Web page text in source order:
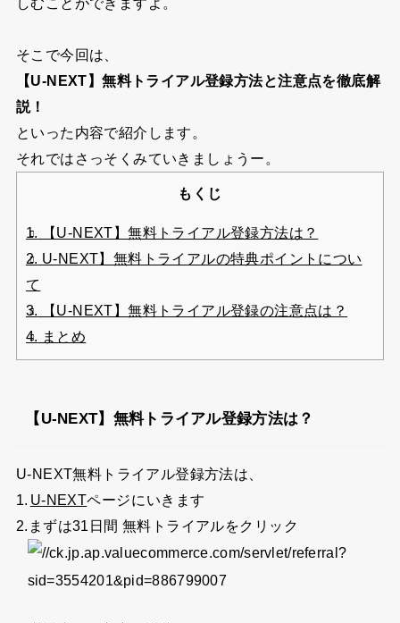
そこで今回は、
【U-NEXT】無料トライアル登録方法と注意点を徹底解
説！
といった内容で紹介します。
それではさっそくみていきましょうー。
もくじ
1.
【U-NEXT】無料トライアル登録方法は？
2. U-NEXT】無料トライアルの特典ポイントについ
て
3.
【U-NEXT】無料トライアル登録の注意点は？
4. まとめ
【U-NEXT】無料トライアル登録方法は？
U-NEXT無料トライアル登録方法は、
1. U-NEXTページにいきます
2.まずは31日間 無料トライアルをクリック